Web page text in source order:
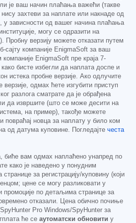
је ваш начин плаћања важећи (такве
захтеви за наплате или накнаде од
у зависности од вашег начина плаћања
могу се одразити на
Пробну верзију можете отказати путем
сајту компаније EnigmaSoft за ваш
EnigmaSoft пре краја 7-
бисте избегли да наплата доспе и
истека пробне верзије. Ако одлучите
одмах ћете изгубити приступ
разлога сматрате да је обрађена
да извршите (што се може десити на
на пример), такође можете
повраћај новца за наплату у било ком
од датума куповине. Погледајте честа
биће вам одмах наплаћено унапред по
како је наведено у понудним
за регистрацију/куповину (који
цене се могу разликовати у
по детаљима странице за
отказали. Цена обично почиње
Pro Windows/SpyHunter за
ће се аутоматски обновити у